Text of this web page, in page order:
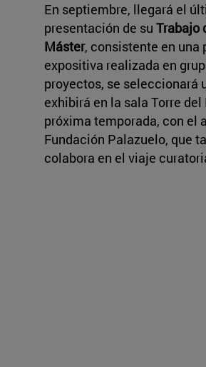
En septiembre, llegará el
presentación de su Trabajo
Máster, consistente en una
expositiva realizada en
proyectos, se seleccionará
exhibirá en la sala Torre del
próxima temporada, con el
Fundación Palazuelo, que
colabora en el viaje